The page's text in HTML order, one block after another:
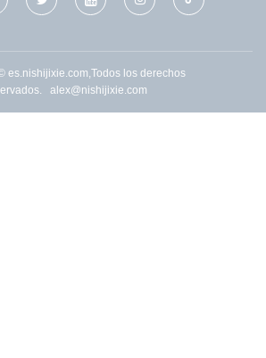
es.nishijixie.com,Todos los derechos
alex@nishijixie.com